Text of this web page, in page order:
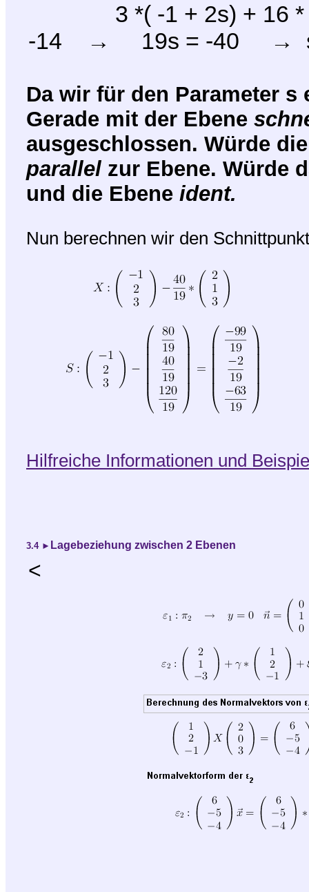
3 *( -1 + 2s) + 16
-14
→ 19s = -40 →
Da wir für den Parameter
Gerade mit der Ebene
ausgeschlossen. Würde
parallel zur Ebene. Würde
und die Ebene ident.
Nun berechnen wir den
Hilfreiche Informationen und
3.4 ► Lagebeziehung zwischen 2 Ebenen
<